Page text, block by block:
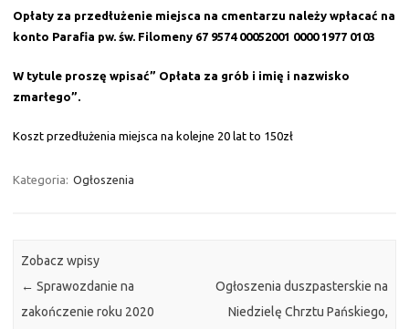
Opłaty za przedłużenie miejsca na cmentarzu należy wpłacać na
konto Parafia pw. św. Filomeny 67 9574 00052001 0000 1977 0103
W tytule proszę wpisać” Opłata za grób i imię i nazwisko
zmarłego”.
Koszt przedłużenia miejsca na kolejne 20 lat to 150zł
Kategoria: Ogłoszenia
Zobacz wpisy
← Sprawozdanie na
zakończenie roku 2020
Ogłoszenia duszpasterskie na
Niedzielę Chrztu Pańskiego,